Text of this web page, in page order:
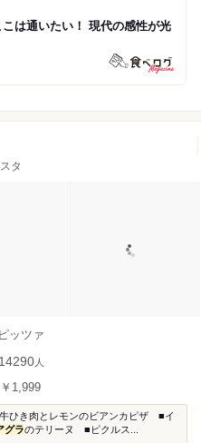
こは通いたい！ 現代の感性が光
タ
ッツァ
14290 人
1,999
ひき肉とレモンのビアンカピザ ■イ
グラのテリーヌ ■ピクルス...